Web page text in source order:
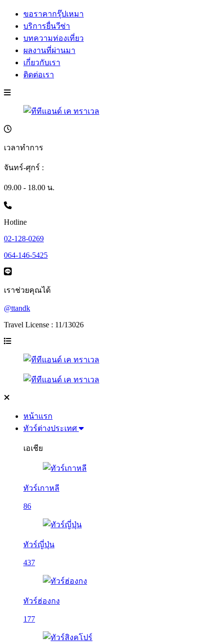
ขอราคากรุ๊ปเหมา
บริการยื่นวีซ่า
บทความท่องเที่ยว
ผลงานที่ผ่านมา
เกี่ยวกับเรา
ติดต่อเรา
เวลาทำการ
จันทร์-ศุกร์ :
09.00 - 18.00 น.
Hotline
02-128-0269
064-146-5425
เราช่วยคุณได้
@ttandk
Travel License : 11/13026
หน้าแรก
ทัวร์ต่างประเทศ
เอเชีย
ทัวร์เกาหลี
86
ทัวร์ญี่ปุ่น
437
ทัวร์ฮ่องกง
177